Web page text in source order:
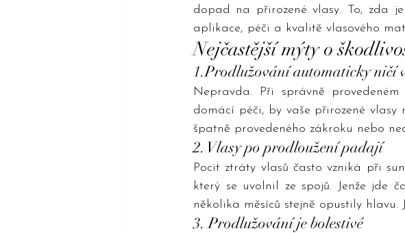
dopad na přirozené vlasy. To, zda
aplikace, péči a kvalitě vlasového
Nejčastější mýty o
1.Prodlužování automaticky ničí
Nepravda. Při správně
domácí péči, by vaše přirozené vlasy
špatně provedeného zákroku nebo
2. Vlasy po prodloužení padají
Pocit ztráty vlasů často vzniká při
který se uvolnil ze spojů. Jenže jde
několika měsíců stejně opustily hlavu.
3. Prodlužování je bolestivé